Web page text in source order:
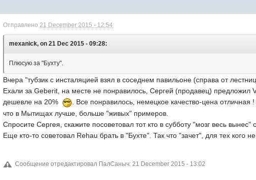
Отправлено21 December 2015 - 12:54
mexanick, on 21 Dec 2015 - 09:28:
Плюсую за "Бухту".
Вчера "тубзик с инсталяцией взял в соседнем павильоне (справа от
Ехали за Geberit, на месте не понравилось, Сергей (продавец)
дешевле на 20%
. Все понравилось, немецкое качество-цена
что в Мытищах лучше, больше "живых" примеров.
Cпросите Сергея, скажите посоветовал тот кто в субботу "мозг весь вынес"
Еще кто-то советовал Rehau брать в "Бухте". Так что "зачет", для тех кого
Сообщение отредактировал ПалСаныч: 21 December 2015 - 13:02